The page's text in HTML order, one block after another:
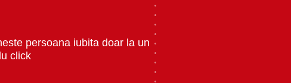
persoana iubita doar la un
click